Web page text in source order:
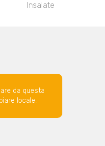
Insalate
da questa
locale.